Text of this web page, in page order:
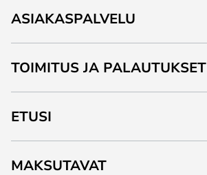
ASIAKASPALVELU
TOIMITUS JA PALAUTUKSET
ETUSI
MAKSUTAVAT